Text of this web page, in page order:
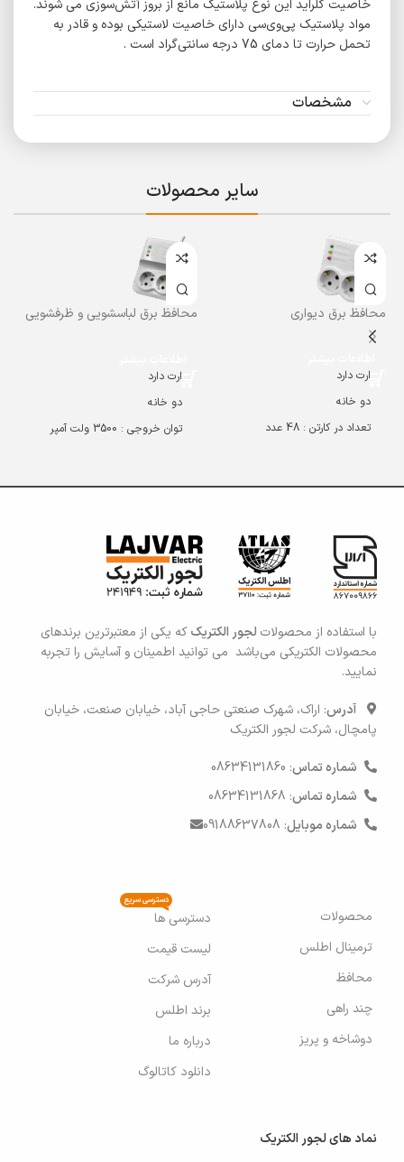
خاصیت کلراید این نوع پلاستیک مانع از بروز آتش‌سوزی می شوند.
مواد پلاستیک پی‌وی‌سی دارای خاصیت لاستیکی بوده و قادر به
تحمل حرارت تا دمای 75 درجه سانتی‌گراد است .
مشخصات
سایر محصولات
محافظ برق دیواری
ارت دارد
دو خانه
تعداد در کارتن : 48 عدد
محافظ برق لباسشویی و ظرفشویی
ارت دارد
دو خانه
توان خروجی : 3500 ولت آمپر
با استفاده از محصولات لجور الکتریککه یکی از معتبرترین برندهای
محصولات الکتریکی می‌باشد می توانید اطمینان و آسایش را تجربه
نمایید.
آدرس: اراک، شهرک صنعتی حاجی آباد، خیابان صنعت، خیابان
پامچال، شرکت لجور الکتریک
شماره تماس: 08634131860
شماره تماس: 08634131868
شماره موبایل: 09188637808
محصولات
ترمینال اطلس
محافظ
چند راهی
دوشاخه و پریز
دسترسی ها
دسترسی سریع
لیست قیمت
آدرس شرکت
برند اطلس
درباره ما
دانلود کاتالوگ
نماد های لجور الکتریک